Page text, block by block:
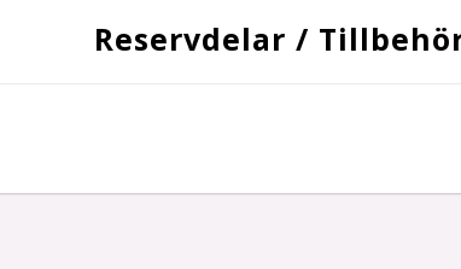
Reservdelar /